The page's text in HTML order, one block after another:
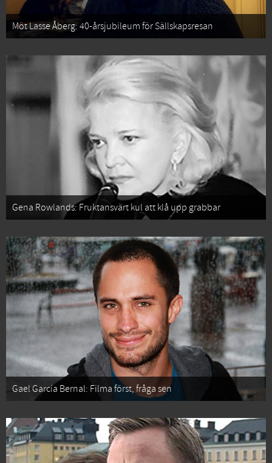
Möt Lasse Åberg: 40-årsjubileum för Sällskapsresan
Gena Rowlands: Fruktansvärt kul att klå upp grabbar
Gael García Bernal: Filma först, fråga sen